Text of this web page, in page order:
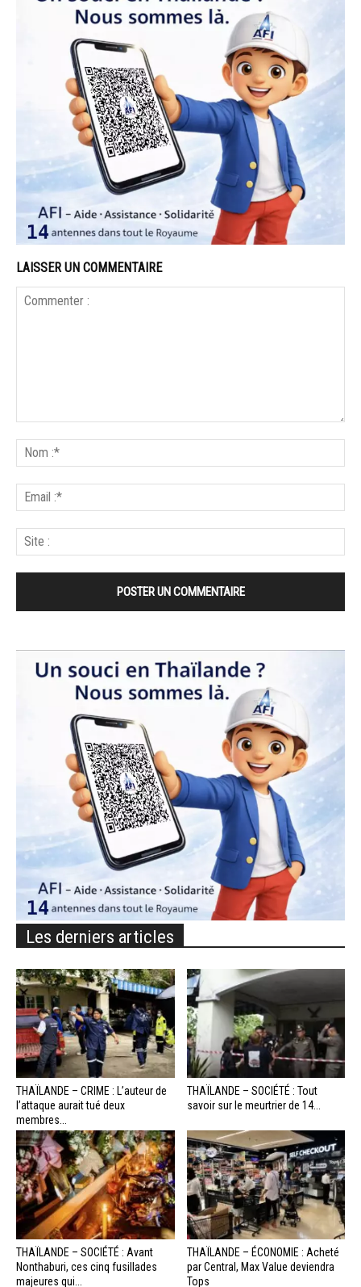
LAISSER UN COMMENTAIRE
Les derniers articles
THAÏLANDE – CRIME : L’auteur de
l’attaque aurait tué deux
membres...
THAÏLANDE – SOCIÉTÉ : Tout
savoir sur le meurtrier de 14...
THAÏLANDE – SOCIÉTÉ : Avant
Nonthaburi, ces cinq fusillades
majeures qui...
THAÏLANDE – ÉCONOMIE : Acheté
par Central, Max Value deviendra
Tops